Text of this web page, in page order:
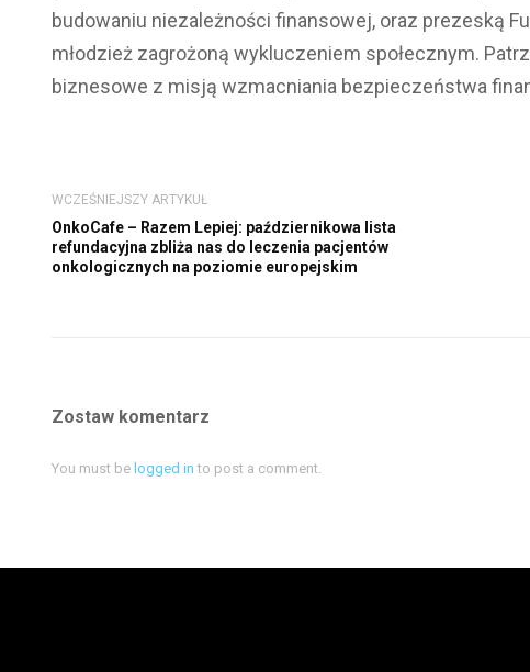
budowaniu niezależności finansowej, oraz prezeską
młodzież zagrożoną wykluczeniem społecznym.
biznesowe z misją wzmacniania bezpieczeństwa
WCZEŚNIEJSZY ARTYKUŁ
OnkoCafe – Razem Lepiej: październikowa lista
refundacyjna zbliża nas do leczenia pacjentów
onkologicznych na poziomie europejskim
Zostaw komentarz
You must be logged in to post a comment.